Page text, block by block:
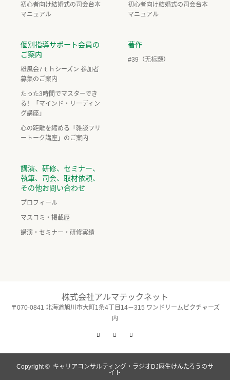
初心者向け結婚式の司会台本
マニュアル
初心者向け結婚式の司会台本
マニュアル
個別指導サポート会員の
ご案内
雄風会7ｔｈシーズン 参加者
募集のご案内
たった3時間でマスターでき
る！「マインド・リーディン
グ講座」
心の距離を縮める「雑談フリ
ートーク講座」のご案内
著作
#39（无标题）
講演、研修、セミナー、
執筆、司会、取材依頼、
その他お問い合わせ
プロフィール
マスコミ・掲載歴
講演・セミナー・研修実績
株式会社アルマテックネット
〒070-0841 北海道旭川市大町1条4丁目14－315 ワンドリームピクチャーズ
内
Twitter
Facebook
Copyright © キャリアコンサルティング・ラジオDJ麻生けんたろうのサ
イト